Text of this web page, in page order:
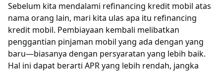
Sebelum kita mendalami refinancing kredit mobil atas
nama orang lain, mari kita ulas apa itu refinancing
kredit mobil. Pembiayaan kembali melibatkan
penggantian pinjaman mobil yang ada dengan yang
baru—biasanya dengan persyaratan yang lebih baik.
Hal ini dapat berarti APR yang lebih rendah, jangka